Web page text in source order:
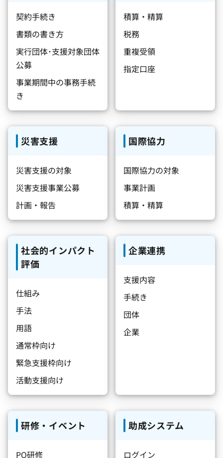
契約手続き
書類の書き方
実行団体･支援対象団体
公募
事業期間中の事務手続
き
積算・精算
税務
重複受領
指定口座
災害支援
災害支援の対象
災害支援事業公募
計画・報告
国際協力
国際協力の対象
事業計画
積算・精算
社会的インパクト
評価
仕組み
手法
用語
通常枠向け
緊急支援枠向け
活動支援向け
企業連携
支援内容
手続き
団体
企業
研修・イベント
PO研修
助成システム
ログイン